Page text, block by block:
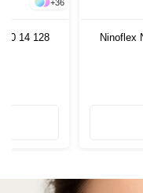
+36
40 14 128
Ninoflex